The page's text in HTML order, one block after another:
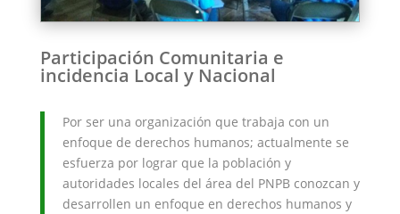
Participación Comunitaria e
incidencia Local y Nacional
Por ser una organización que trabaja con un
enfoque de derechos humanos; actualmente se
esfuerza por lograr que la población y
autoridades locales del área del PNPB conozcan y
desarrollen un enfoque en derechos humanos y